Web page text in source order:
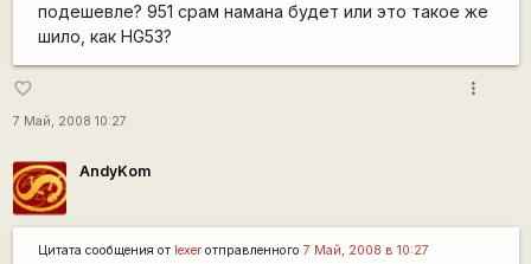
подешевле? 951 срам намана будет или это такое же
шило, как HG53?
favorite_border
7 Май, 2008 10:27
more_vert
AndyKom
Цитата сообщения от lexerотправленного 7 Май, 2008 в 10:27